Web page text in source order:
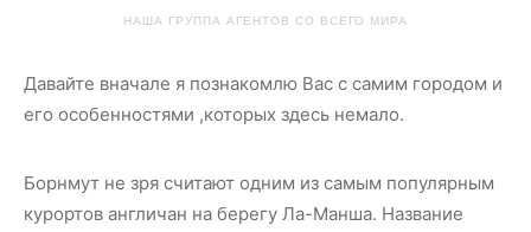
НАША ГРУППА АГЕНТОВ СО ВСЕГО МИРА
Давайте вначале я познакомлю Вас с самим городом и
его особенностями ,которых здесь немало.
Борнмут не зря считают одним из самым популярным
курортов англичан на берегу Ла-Манша. Название